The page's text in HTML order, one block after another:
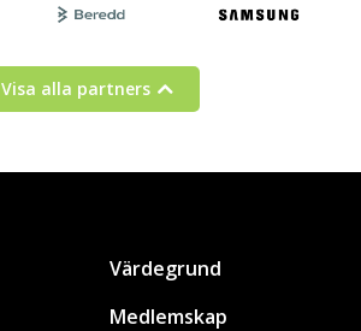
Visa alla partners
Värdegrund
Medlemskap